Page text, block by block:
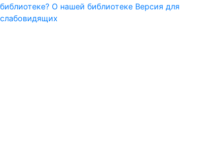
библиотеке? О нашей библиотеке Версия для
слабовидящих